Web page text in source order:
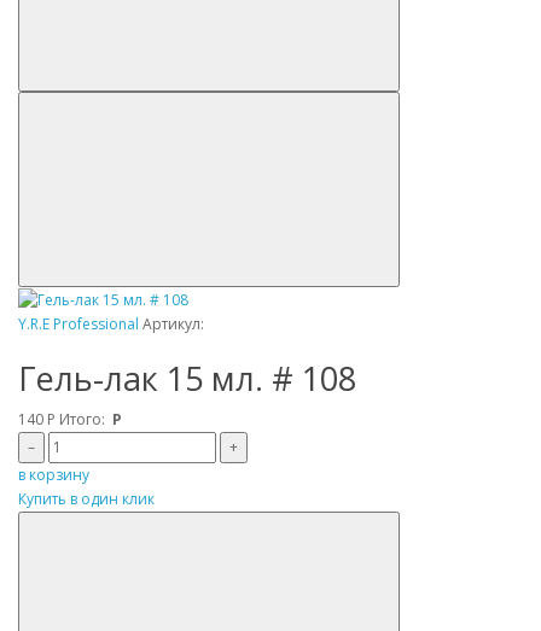
Y.R.E Professional Артикул:
Гель-лак 15 мл. # 108
140 Р Итого: Р
–
+
в корзину
Купить в один клик